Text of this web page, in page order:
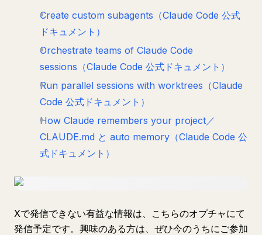
Create custom subagents（Claude Code 公式
ドキュメント）
Orchestrate teams of Claude Code
sessions（Claude Code 公式ドキュメント）
Run parallel sessions with worktrees（Claude
Code 公式ドキュメント）
How Claude remembers your project／
CLAUDE.md と auto memory（Claude Code 公
式ドキュメント）
Xで発信できない有益な情報は、こちらのオプチャにて
発信予定です。興味のある方は、ぜひ今のうちにご参加